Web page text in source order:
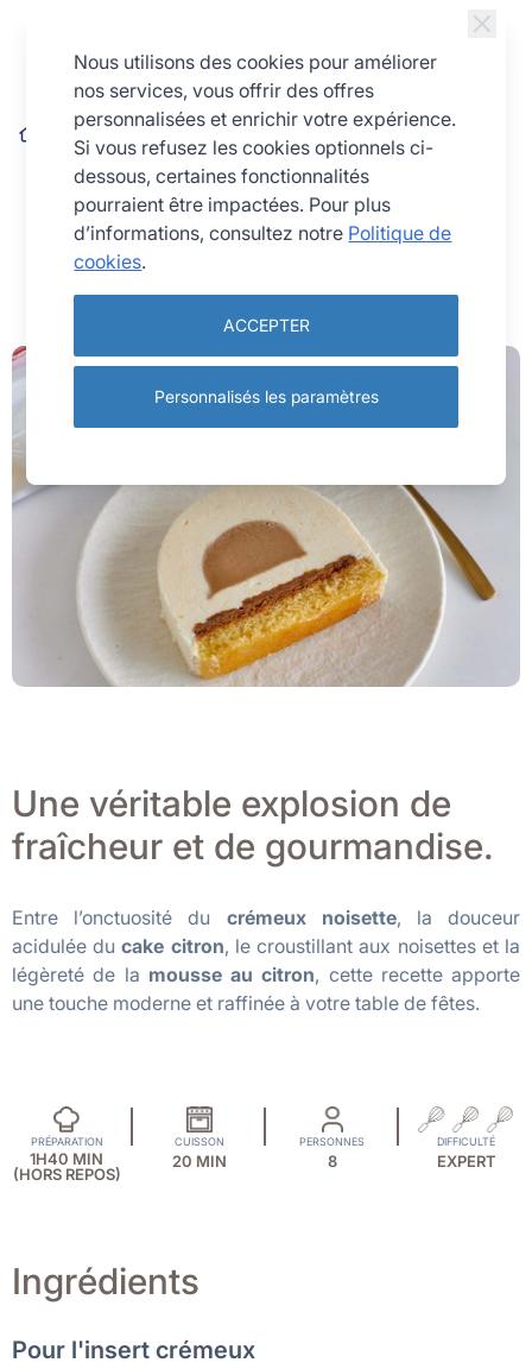
Blog
Recette bûche citron noisette
1 décembre 2025
Une véritable explosion de
fraîcheur et de gourmandise.
Entre l’onctuosité du crémeux noisette, la douceur
acidulée ducake citron, le croustillant aux noisettes et la
légèreté de la mousse au citron, cette recette apporte
une touche moderne et raffinée à votre table de fêtes.
PRÉPARATION
1H40 MIN
(HORS REPOS)
CUISSON
20 MIN
PERSONNES
8
DIFFICULTÉ
EXPERT
Ingrédients
Pour l'insert crémeux
Nous utilisons des cookies pour améliorer
nos services, vous offrir des offres
personnalisées et enrichir votre expérience.
Si vous refusez les cookies optionnels ci-
dessous, certaines fonctionnalités
pourraient être impactées. Pour plus
d’informations, consultez notre Politique de
cookies.
ACCEPTER
Personnalisés les paramètres